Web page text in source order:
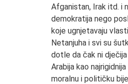
Afganistan, Irak itd. i
demokratija nego
koje ugnjetavaju
Netanjuha i svi su
dotle da čak ni
Arabija kao
moralnu i političku